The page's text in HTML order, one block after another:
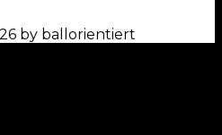
by ballorientiert